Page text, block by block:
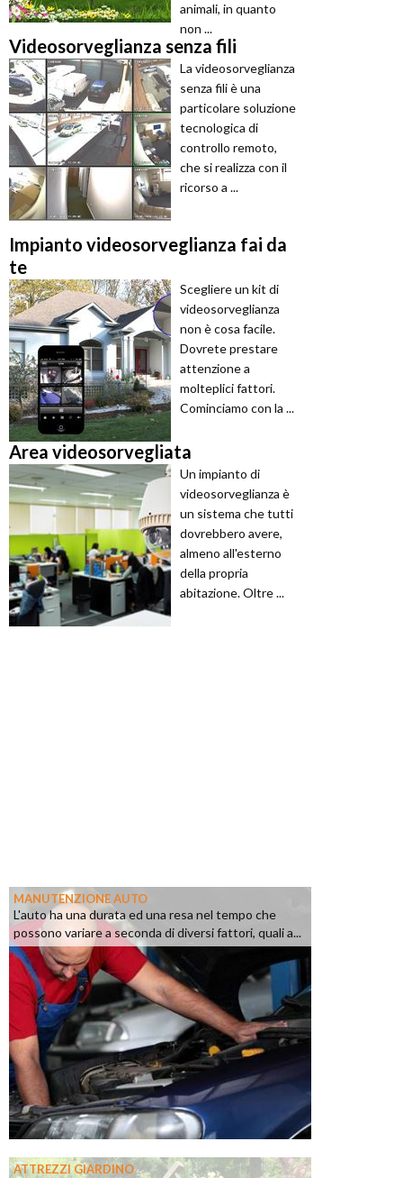
animali, in quanto
non ...
Videosorveglianza senza fili
La videosorveglianza
senza fili è una
particolare soluzione
tecnologica di
controllo remoto,
che si realizza con il
ricorso a ...
Impianto videosorveglianza fai da
te
Scegliere un kit di
videosorveglianza
non è cosa facile.
Dovrete prestare
attenzione a
molteplici fattori.
Cominciamo con la ...
Area videosorvegliata
Un impianto di
videosorveglianza è
un sistema che tutti
dovrebbero avere,
almeno all'esterno
della propria
abitazione. Oltre ...
MANUTENZIONE AUTO
L'auto ha una durata ed una resa nel tempo che
possono variare a seconda di diversi fattori, quali a...
ATTREZZI GIARDINO